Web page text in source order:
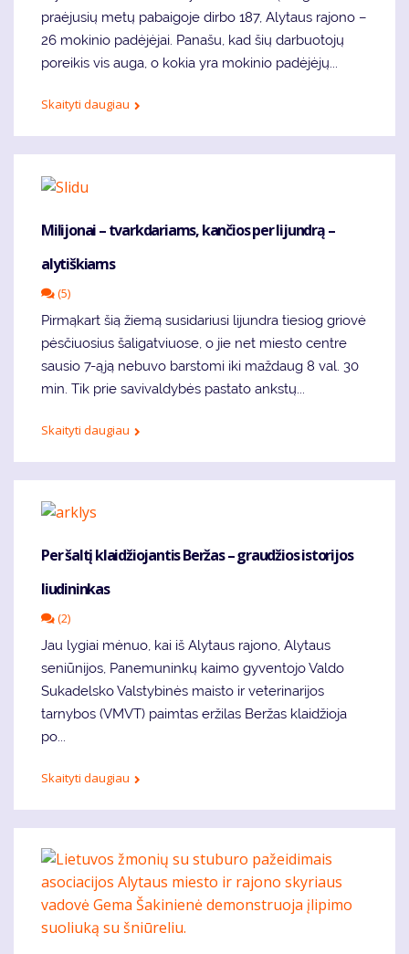
praėjusių metų pabaigoje dirbo 187, Alytaus rajono –
26 mokinio padėjėjai. Panašu, kad šių darbuotojų
poreikis vis auga, o kokia yra mokinio padėjėjų...
Skaityti daugiau
Milijonai – tvarkdariams, kančios per lijundrą –
alytiškiams
(5)
Pirmąkart šią žiemą susidariusi lijundra tiesiog griovė
pėsčiuosius šaligatviuose, o jie net miesto centre
sausio 7-ąją nebuvo barstomi iki maždaug 8 val. 30
min. Tik prie savivaldybės pastato ankstų...
Skaityti daugiau
Per šaltį klaidžiojantis Beržas – graudžios istorijos
liudininkas
(2)
Jau lygiai mėnuo, kai iš Alytaus rajono, Alytaus
seniūnijos, Panemuninkų kaimo gyventojo Valdo
Sukadelsko Valstybinės maisto ir veterinarijos
tarnybos (VMVT) paimtas eržilas Beržas klaidžioja
po...
Skaityti daugiau